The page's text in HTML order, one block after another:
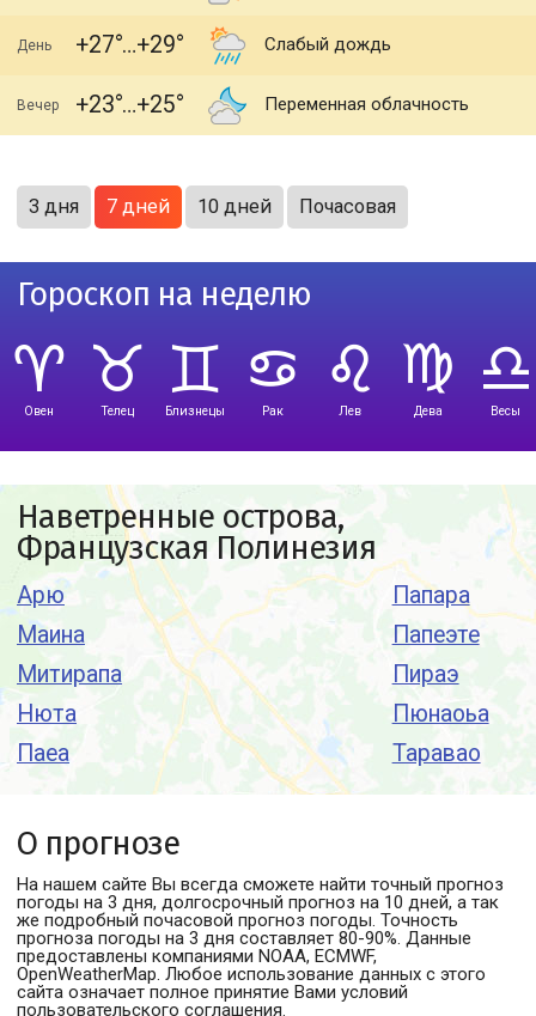
День +27 +29 Слабый дождь
Вечер +23 +25 Переменная облачность
3 дня 7 дней 10 дней Почасовая
Гороскоп на неделю
Овен Телец Близнецы Рак Лев Дева Весы
Наветренные острова,
Французская Полинезия
Арю
Маина
Митирапа
Нюта
Паеа
Папара
Папеэте
Пираэ
Пюнаоьа
Таравао
О прогнозе
На нашем сайте Вы всегда сможете найти точный прогноз
погоды на 3 дня, долгосрочный прогноз на 10 дней, а так
же подробный почасовой прогноз погоды. Точность
прогноза погоды на 3 дня составляет 80-90%. Данные
предоставлены компаниями NOAA, ECMWF,
OpenWeatherMap. Любое использование данных с этого
сайта означает полное принятие Вами условий
пользовательского соглашения.